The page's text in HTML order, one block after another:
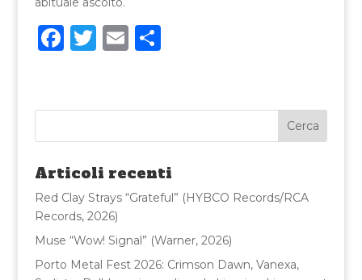
F
e
b
o
o
k
T
te
r
E
l
C
di
vi
di
Articoli recenti
Red Clay Strays “Grateful” (HYBCO Records/RCA
Records, 2026)
Muse “Wow! Signal” (Warner, 2026)
Porto Metal Fest 2026: Crimson Dawn, Vanexa,